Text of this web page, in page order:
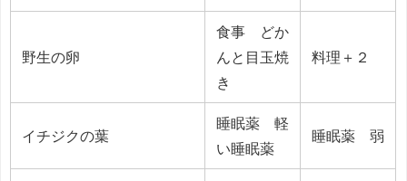
野生の卵
食事 どか
んと目玉焼
き
料理＋２
イチジクの葉
睡眠薬 軽
い睡眠薬
睡眠薬 弱